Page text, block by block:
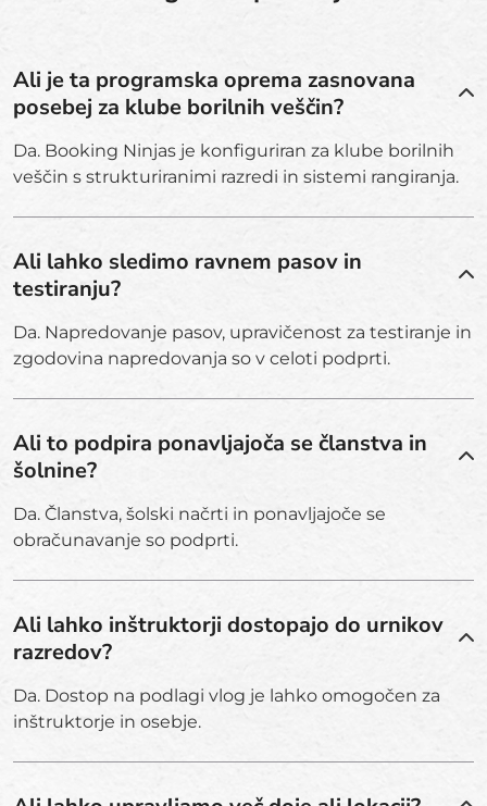
Ali je ta programska oprema zasnovana
posebej za klube borilnih veščin?
Da. Booking Ninjas je konfiguriran za klube borilnih
veščin s strukturiranimi razredi in sistemi rangiranja.
Ali lahko sledimo ravnem pasov in
testiranju?
Da. Napredovanje pasov, upravičenost za testiranje in
zgodovina napredovanja so v celoti podprti.
Ali to podpira ponavljajoča se članstva in
šolnine?
Da. Članstva, šolski načrti in ponavljajoče se
obračunavanje so podprti.
Ali lahko inštruktorji dostopajo do urnikov
razredov?
Da. Dostop na podlagi vlog je lahko omogočen za
inštruktorje in osebje.